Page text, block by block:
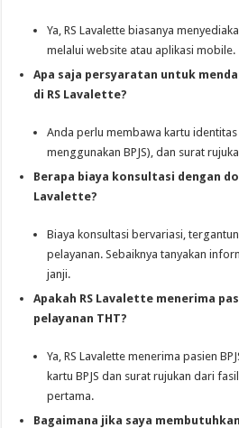
Ya, RS Lavalette biasanya
melalui website atau aplikasi mobile.
Apa saja persyaratan untuk
di RS Lavalette?
Anda perlu membawa kartu identitas
menggunakan BPJS), dan surat
Berapa biaya konsultasi dengan
Lavalette?
Biaya konsultasi bervariasi,
pelayanan. Sebaiknya tanyakan
janji.
Apakah RS Lavalette menerima
pelayanan THT?
Ya, RS Lavalette menerima pasien
kartu BPJS dan surat rujukan dari
pertama.
Bagaimana jika saya